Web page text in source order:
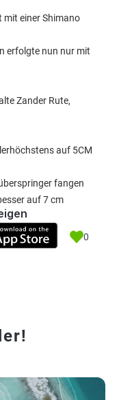
mit einer Shimano
erfolgte nun nur mit
Zander Rute,
auf 5CM
fangen
auf 7 cm
0